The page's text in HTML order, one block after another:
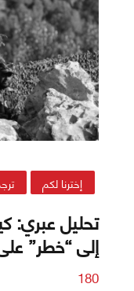
إخترنا لكم
تحليل
إلى “خطر”
180